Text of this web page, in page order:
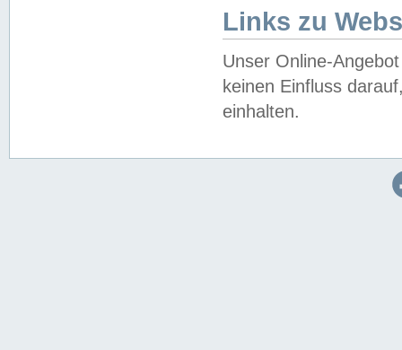
Links zu
Unser Online-
keinen Einfluss
einhalten.